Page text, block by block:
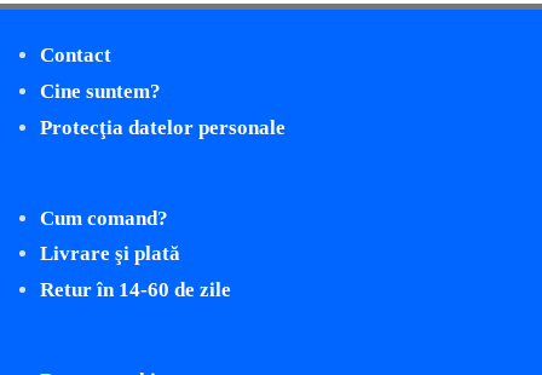
Contact
Cine suntem?
Protecţia datelor personale
Cum comand?
Livrare şi plată
Retur în 14-60 de zile